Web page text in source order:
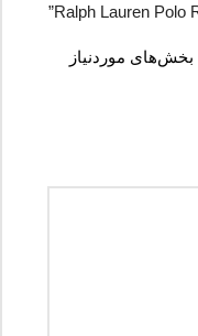
بخش‌های موردنیاز